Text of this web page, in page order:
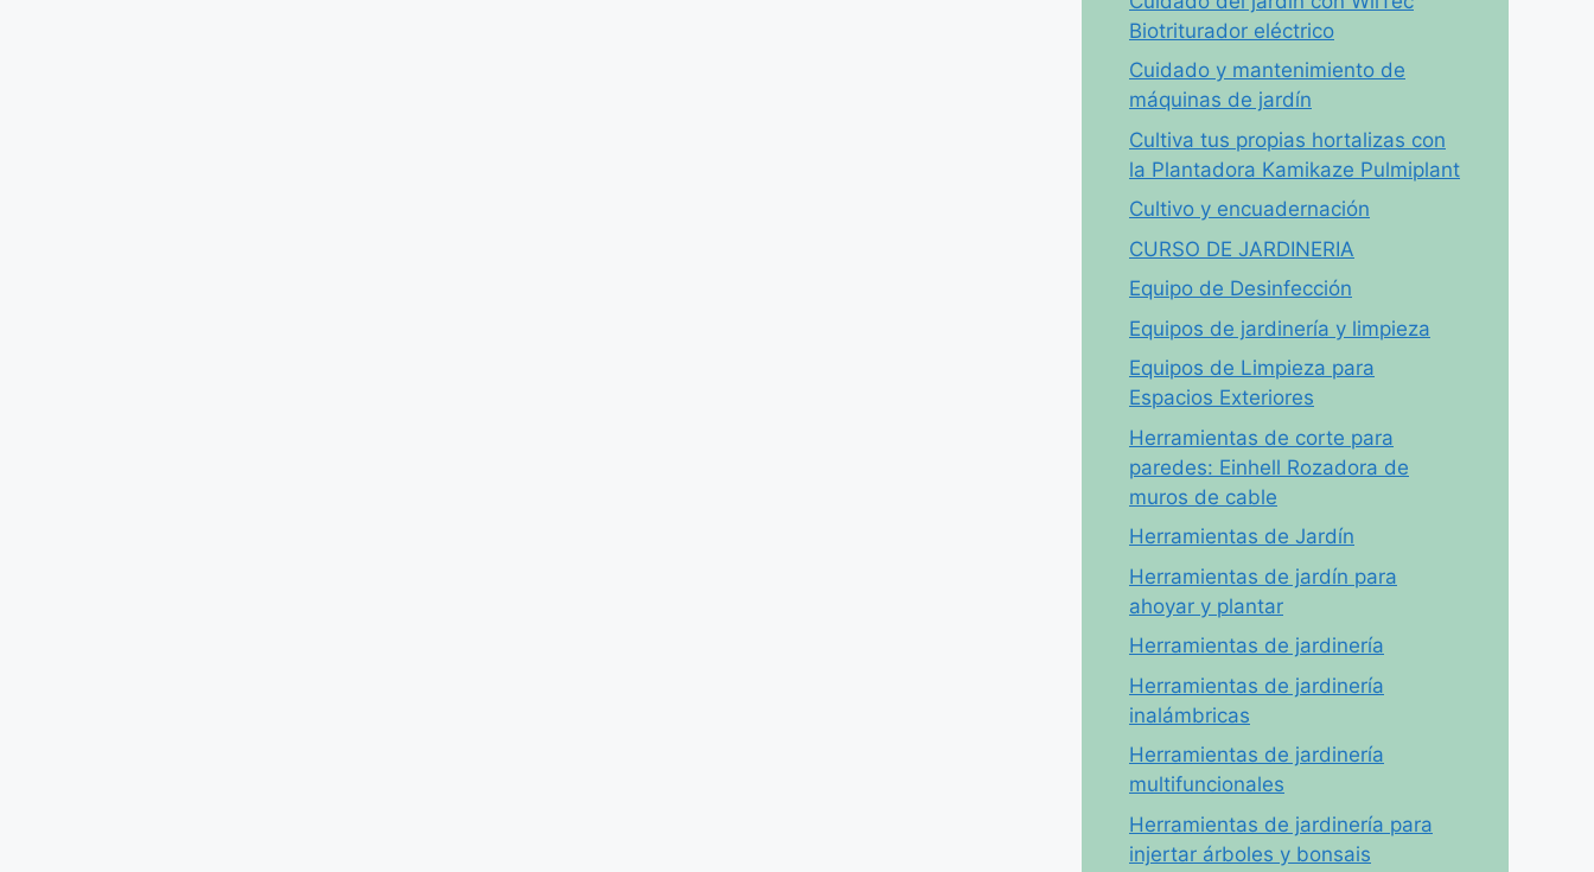
Biotriturador eléctrico
Cuidado y mantenimiento de
máquinas de jardín
Cultiva tus propias hortalizas con
la Plantadora Kamikaze Pulmiplant
Cultivo y encuadernación
CURSO DE JARDINERIA
Equipo de Desinfección
Equipos de jardinería y limpieza
Equipos de Limpieza para
Espacios Exteriores
Herramientas de corte para
paredes: Einhell Rozadora de
muros de cable
Herramientas de Jardín
Herramientas de jardín para
ahoyar y plantar
Herramientas de jardinería
Herramientas de jardinería
inalámbricas
Herramientas de jardinería
multifuncionales
Herramientas de jardinería para
injertar árboles y bonsais